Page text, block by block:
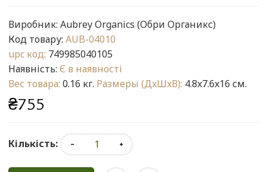
Виробник: Aubrey Organics (Обри Органикс)
Код товару: AUB-04010
upc код: 749985040105
Наявність: Є в наявності
Вес товара: 0.16 кг. Размеры (ДxШxВ): 4.8x7.6x16 см.
₴755
Кількість: